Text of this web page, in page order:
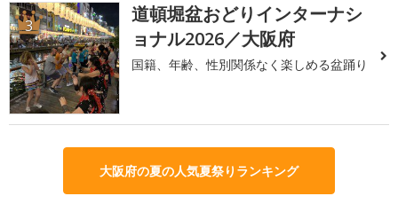
3
道頓堀盆おどりインターナシ
ョナル2026／大阪府
国籍、年齢、性別関係なく楽しめる盆踊り
大阪府の夏の人気夏祭りランキング